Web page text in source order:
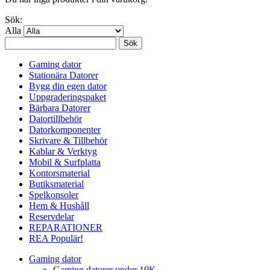
Sök:
Alla
Sök
Gaming dator
Stationära Datorer
Bygg din egen dator
Uppgraderingspaket
Bärbara Datorer
Datortillbehör
Datorkomponenter
Skrivare & Tillbehör
Kablar & Verktyg
Mobil & Surfplatta
Kontorsmaterial
Butiksmaterial
Spelkonsoler
Hem & Hushåll
Reservdelar
REPARATIONER
REA Populär!
Gaming dator